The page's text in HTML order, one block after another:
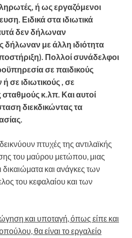
ή ως εργαζόμενοι
Ειδικά στα ιδιωτικά
δεν δήλωναν
δήλωναν με άλλη ιδιότητα
Πολλοί συνάδελφοι
σε παιδικούς
σε ιδιωτικούς , σε
κ.λπ. Και αυτοί
διεκδικώντας τα
πτυχές της αντιλαϊκής
του μαύρου μετώπου, μιας
και ανάγκες των
του κεφαλαίου και των
και υποταγή, όπως είπε και
θα είναι το εργαλείο